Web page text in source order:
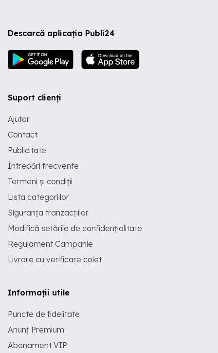
Descarcă aplicația Publi24
Suport clienți
Ajutor
Contact
Publicitate
Întrebări frecvente
Termeni și condiții
Lista categoriilor
Siguranța tranzacțiilor
Modifică setările de confidențialitate
Regulament Campanie
Livrare cu verificare colet
Informații utile
Puncte de fidelitate
Anunț Premium
Abonament VIP